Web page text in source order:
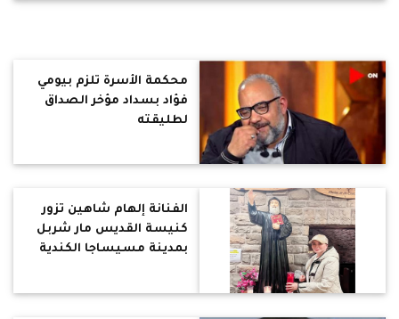
محكمة الأسرة تلزم بيومي
فؤاد بسداد مؤخر الصداق
لطليقته
الفنانة إلهام شاهين تزور
كنيسة القديس مار شربل
بمدينة مسيساجا الكندية